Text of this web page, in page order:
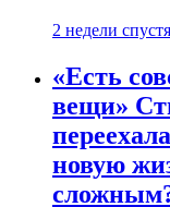
2 недели спустя
«Есть
вещи»
новую